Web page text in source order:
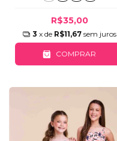
R$35,00
3 x de R$11,67 sem juros
COMPRAR